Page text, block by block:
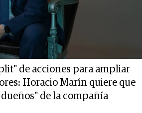
de acciones para ampliar
Horacio Marín quiere que
de la compañía